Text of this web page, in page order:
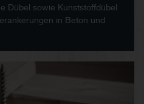
Dübel sowie Kunststoffdübel
in Beton und